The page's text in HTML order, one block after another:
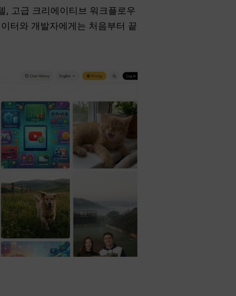
, 고급 크리에이티브 워크플로우
터와 개발자에게는 처음부터 끝